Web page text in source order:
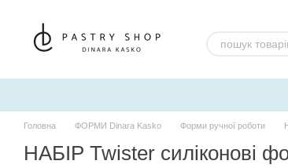
Головна ФОРМИ Dinara Kasko Форми ручної роботи
НАБІР Twister силіконові